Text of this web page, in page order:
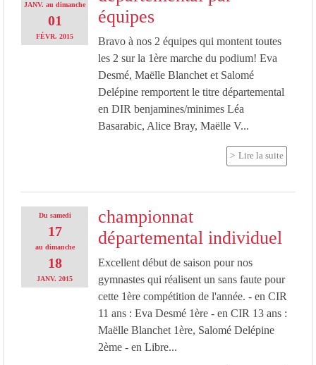
JANV. audimanche
01
FÉVR. 2015
équipes
Bravo à nos 2 équipes qui montent toutes
les 2 sur la 1ère marche du podium! Eva
Desmé, Maëlle Blanchet et Salomé
Delépine remportent le titre départemental
en DIR benjamines/minimes Léa
Basarabic, Alice Bray, Maëlle V...
Lire la suite
Du samedi
17
au dimanche
18
JANV. 2015
championnat
départemental individuel
Excellent début de saison pour nos
gymnastes qui réalisent un sans faute pour
cette 1ère compétition de l'année. - en CIR
11 ans : Eva Desmé 1ère - en CIR 13 ans :
Maëlle Blanchet 1ère, Salomé Delépine
2ème - en Libre...